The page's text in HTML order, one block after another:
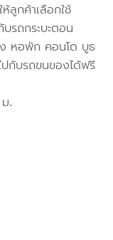
ลูกค้าเลือกใช้
รถกระบะตอน
หอพัก คอนโด บูธ
ปกับรถขนของได้ฟรี
.